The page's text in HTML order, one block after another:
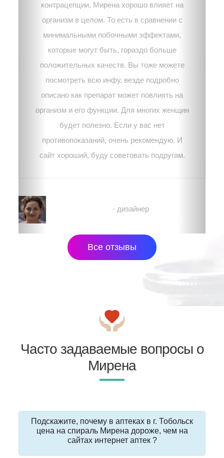
контрацепции, Мирена хорошо влияет на
организм в целом. То есть в сравнении с
минимальными побочными эффектами,
которые могут быть, гораздо больше
положительных качеств. Вы тоже можете
посмотреть всю инфу, везде подробно
описано как препарат может повлиять на
организм и его функции. Для многих женщин
будет полезно. Если у вас нет
противопоказаний, очень рекомендую. И
сайт хороший, буду советовать подругам.
- дизайнер
Все отзывы
Часто задаваемые вопросы о
Мирена
Подскажите, почему в аптеках в г. Тобольск
цена на спираль Мирена дороже, чем на
сайтах интернет аптек ?